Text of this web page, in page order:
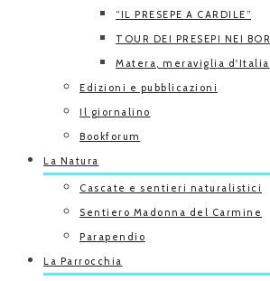
“IL PRESEPE A CARDILE”
TOUR DEI PRESEPI NEI
Matera, meraviglia d'Italia
Edizioni e pubblicazioni
Il giornalino
Bookforum
La Natura
Cascate e sentieri naturalistici
Sentiero Madonna del Carmine
Parapendio
La Parrocchia